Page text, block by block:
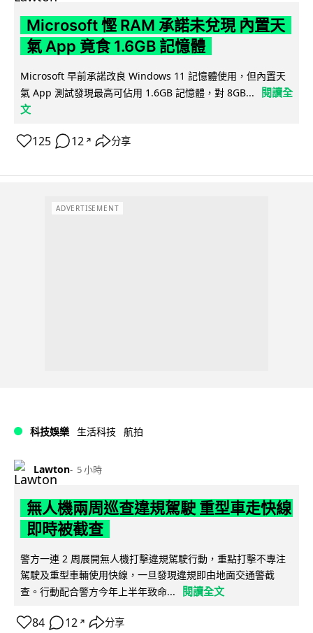
Microsoft 慳 RAM 承諾未兌現 內置天
氣 App 竟食 1.6GB 記憶體
Microsoft 早前承諾改良 Windows 11 記憶體使用，但內置天
氣 App 測試發現最高可佔用 1.6GB 記憶體，對 8GB...
閱讀全
文
125 12 ↗ 分享
ADVERTISEMENT
科技娛樂 生活科技 航拍
Lawton 5 小時
無人機兩周巡查違規駕駛 重型車走快線
即時被截查
警方一連 2 周展開無人機打擊違規駕駛行動，重點打擊不專注
駕駛及重型車輛使用快線，一旦發現違規即由地面交通警截
查。行動配合警方今年上半年致命...
閱讀全文
84 12 ↗ 分享